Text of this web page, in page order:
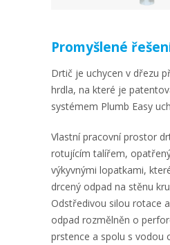
Promyšlené
Drtič je uchycen v dřezu
hrdla, na které je
systémem Plumb Easy
Vlastní pracovní prostor
rotujícím talířem,
výkyvnými lopatkami,
drcený odpad na stěnu
Odstředivou silou rotace
odpad rozmělněn o
prstence a spolu s vodou